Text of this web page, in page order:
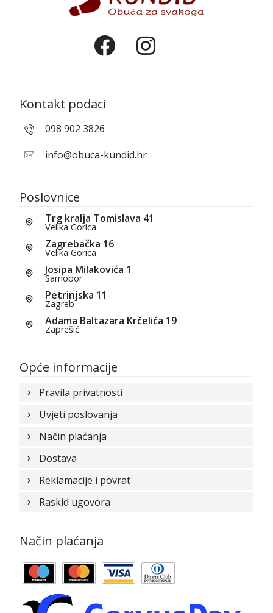
Kontakt podaci
098 902 3826
info@obuca-kundid.hr
Poslovnice
Trg kralja Tomislava 41
Velika Gorica
Zagrebačka 16
Velika Gorica
Josipa Milakovića 1
Samobor
Petrinjska 11
Zagreb
Adama Baltazara Krčelića 19
Zaprešić
Opće informacije
Pravila privatnosti
Uvjeti poslovanja
Način plaćanja
Dostava
Reklamacije i povrat
Raskid ugovora
Način plaćanja